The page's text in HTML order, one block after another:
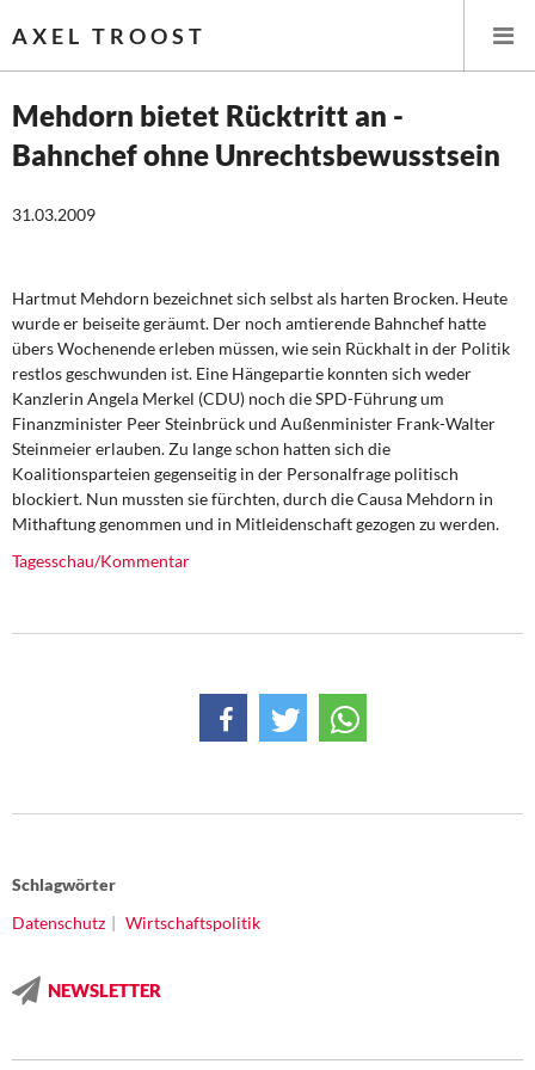
AXEL TROOST
Startseite
Themen
Wirtschaftspolitik
Steuer- und Finanzpolitik
Öffentliche Infrastruktur und Daseinsvorsorge
Eurokrise und Griechenland
Institut Solidarische Moderne
Kontakt
Mehdorn bietet Rücktritt an -
Bahnchef ohne Unrechtsbewusstsein
31.03.2009
Hartmut Mehdorn bezeichnet sich selbst als harten Brocken. Heute
wurde er beiseite geräumt. Der noch amtierende Bahnchef hatte
übers Wochenende erleben müssen, wie sein Rückhalt in der Politik
restlos geschwunden ist. Eine Hängepartie konnten sich weder
Kanzlerin Angela Merkel (CDU) noch die SPD-Führung um
Finanzminister Peer Steinbrück und Außenminister Frank-Walter
Steinmeier erlauben. Zu lange schon hatten sich die
Koalitionsparteien gegenseitig in der Personalfrage politisch
blockiert. Nun mussten sie fürchten, durch die Causa Mehdorn in
Mithaftung genommen und in Mitleidenschaft gezogen zu werden.
Tagesschau/Kommentar
Schlagwörter
Datenschutz
Wirtschaftspolitik
NEWSLETTER